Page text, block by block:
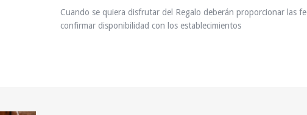
Cuando se quiera disfrutar del Regalo deberán proporcionar las
confirmar disponibilidad con los establecimientos